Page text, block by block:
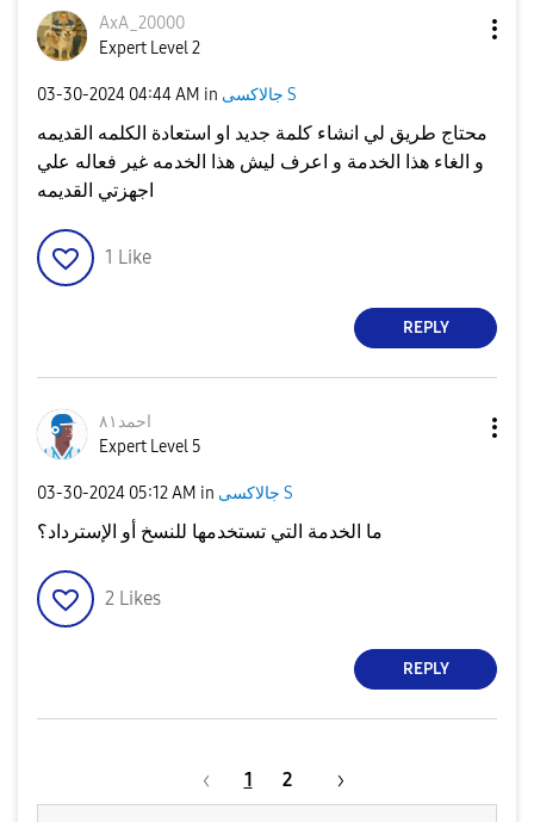
AxA_20000
Expert Level 2
‎03-30-2024 04:44 AM in جالاكسى S
محتاج طريق لي انشاء كلمة جديد او استعادة الكلمه القديمه
و الغاء هذا الخدمة و اعرف ليش هذا الخدمه غير فعاله علي
اجهزتي القديمه
1 Like
REPLY
احمد٨١
Expert Level 5
‎03-30-2024 05:12 AM in جالاكسى S
ما الخدمة التي تستخدمها للنسخ أو الإسترداد؟
2 Likes
REPLY
1 2